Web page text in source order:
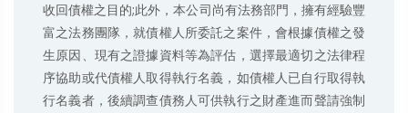
收回債權之目的;此外，本公司尚有法務部門，擁有經驗豐
富之法務團隊，就債權人所委託之案件，會根據債權之發
生原因、現有之證據資料等為評估，選擇最適切之法律程
序協助或代債權人取得執行名義，如債權人已自行取得執
行名義者，後續調查債務人可供執行之財產進而聲請強制